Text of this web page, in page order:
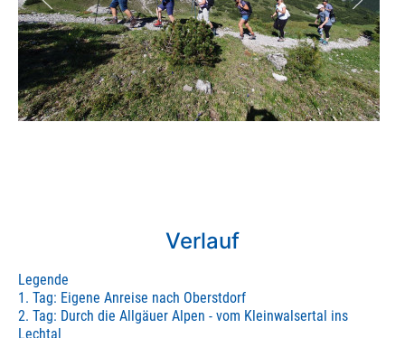
Verlauf
Legende
1. Tag: Eigene Anreise nach Oberstdorf
2. Tag: Durch die Allgäuer Alpen - vom Kleinwalsertal ins
Lechtal